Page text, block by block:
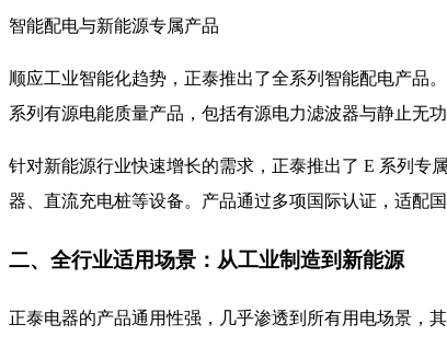
智能配电与新能源专属产品
顺应工业智能化趋势，正泰推出了全系列智能配电产品
系列有源电能质量产品，包括有源电力滤波器与静止无
针对新能源行业快速增长的需求，正泰推出了 E 系列专
器、直流充电桩等设备。产品通过多项国际认证，适配
二、全行业适用场景：从工业制造到新能源
正泰电器的产品通用性强，几乎渗透到所有用电场景，